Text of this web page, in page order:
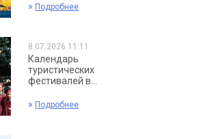
» Подробнее
8.07.2026 11:11
Календарь
туристических
фестивалей в...
» Подробнее